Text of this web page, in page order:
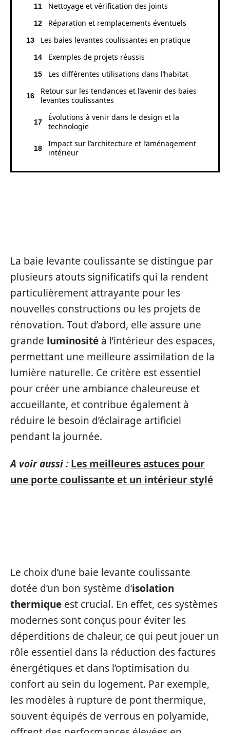
Nettoyage et vérification des joints
Réparation et remplacements éventuels
Les baies levantes coulissantes en pratique
Exemples de projets réussis
Les différentes utilisations dans l’habitat
Retour sur les tendances et l’avenir des baies
levantes coulissantes
Évolutions à venir dans le design et la
technologie
Impact sur l’architecture et l’aménagement
intérieur
La baie levante coulissante se distingue par
plusieurs atouts significatifs qui la rendent
particulièrement attrayante pour les
nouvelles constructions ou les projets de
rénovation. Tout d’abord, elle assure une
grande luminosité à l’intérieur des espaces,
permettant une meilleure assimilation de la
lumière naturelle. Ce critère est essentiel
pour créer une ambiance chaleureuse et
accueillante, et contribue également à
réduire le besoin d’éclairage artificiel
pendant la journée.
A voir aussi : Les meilleures astuces pour
une porte coulissante et un intérieur stylé
Le choix d’une baie levante coulissante
dotée d’un bon système d’isolation
thermique est crucial. En effet, ces systèmes
modernes sont conçus pour éviter les
déperditions de chaleur, ce qui peut jouer un
rôle essentiel dans la réduction des factures
énergétiques et dans l’optimisation du
confort au sein du logement. Par exemple,
les modèles à rupture de pont thermique,
souvent équipés de verrous en polyamide,